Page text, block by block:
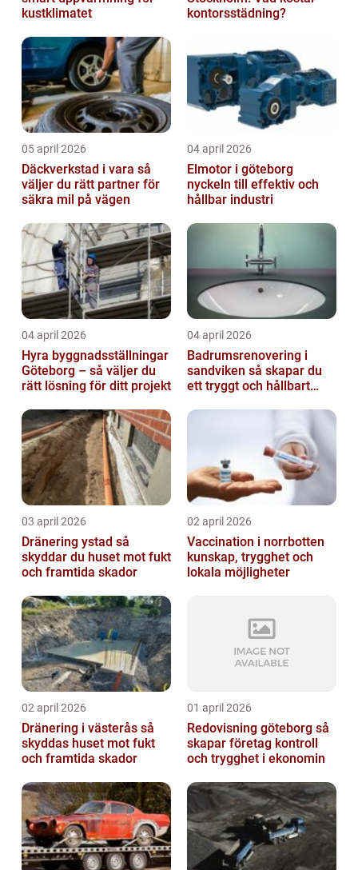
kustklimatet
kontorsstädning?
05 april 2026
Däckverkstad i vara så
väljer du rätt partner för
säkra mil på vägen
04 april 2026
Elmotor i göteborg
nyckeln till effektiv och
hållbar industri
04 april 2026
Hyra byggnadsställningar
Göteborg – så väljer du
rätt lösning för ditt projekt
04 april 2026
Badrumsrenovering i
sandviken så skapar du
ett tryggt och hållbart
03 april 2026
Dränering ystad så
skyddar du huset mot fukt
och framtida skador
02 april 2026
Vaccination i norrbotten
kunskap, trygghet och
lokala möjligheter
02 april 2026
Dränering i västerås så
skyddas huset mot fukt
och framtida skador
01 april 2026
Redovisning göteborg så
skapar företag kontroll
och trygghet i ekonomin